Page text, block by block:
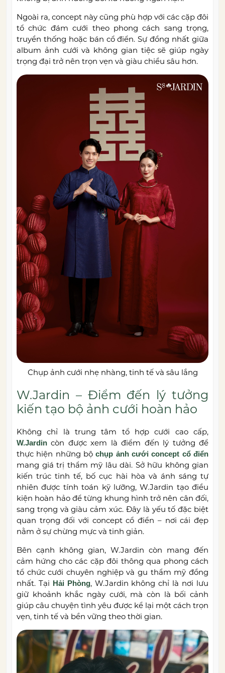
Ngoài ra, concept này cũng phù hợp với các cặp đôi
tổ chức đám cưới theo phong cách sang trọng,
truyền thống hoặc bán cổ điển. Sự đồng nhất giữa
album ảnh cưới và không gian tiệc sẽ giúp ngày
trọng đại trở nên trọn vẹn và giàu chiều sâu hơn.
Chụp ảnh cưới nhẹ nhàng, tinh tế và sâu lắng
W.Jardin – Điểm đến lý tưởng
kiến tạo bộ ảnh cưới hoàn hảo
Không chỉ là trung tâm tổ hợp cưới cao cấp,
W.Jardin còn được xem là điểm đến lý tưởng để
thực hiện những bộchụp ảnh cưới concept cổ điển
mang giá trị thẩm mỹ lâu dài. Sở hữu không gian
kiến trúc tinh tế, bố cục hài hòa và ánh sáng tự
nhiên được tính toán kỹ lưỡng, W.Jardin tạo điều
kiện hoàn hảo để từng khung hình trở nên cân đối,
sang trọng và giàu cảm xúc. Đây là yếu tố đặc biệt
quan trọng đối với concept cổ điển – nơi cái đẹp
nằm ở sự chừng mực và tinh giản.
Bên cạnh không gian, W.Jardin còn mang đến
cảm hứng cho các cặp đôi thông qua phong cách
tổ chức cưới chuyên nghiệp và gu thẩm mỹ đồng
nhất. Tại Hải Phòng, W.Jardin không chỉ là nơi lưu
giữ khoảnh khắc ngày cưới, mà còn là bối cảnh
giúp câu chuyện tình yêu được kể lại một cách trọn
vẹn, tinh tế và bền vững theo thời gian.